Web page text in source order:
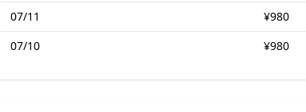
07/11
¥980
07/10
¥980